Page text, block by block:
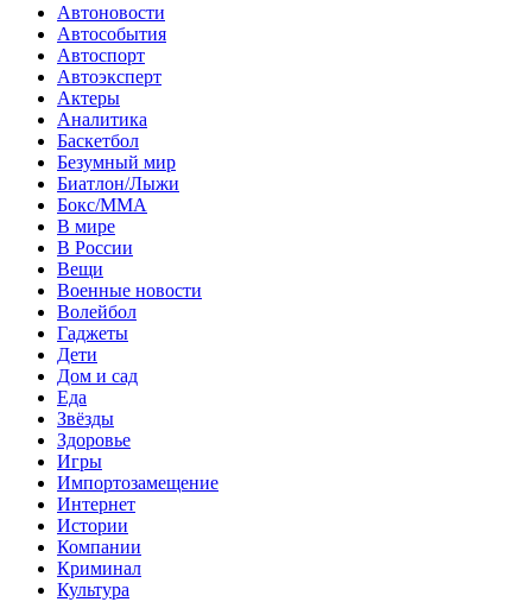
Автоновости
Автособытия
Автоспорт
Автоэксперт
Актеры
Аналитика
Баскетбол
Безумный мир
Биатлон/Лыжи
Бокс/MMA
В мире
В России
Вещи
Военные новости
Волейбол
Гаджеты
Дети
Дом и сад
Еда
Звёзды
Здоровье
Игры
Импортозамещение
Интернет
Истории
Компании
Криминал
Культура